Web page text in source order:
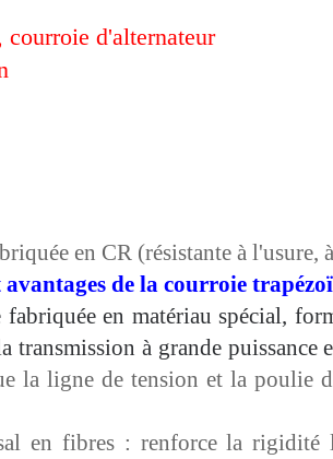
courroie d'alternateur
en CR (résistante à l'usure,
avantages de la courroie
en matériau spécial,
transmission à grande puissance
la ligne de tension et la poulie
en fibres : renforce la rigidité